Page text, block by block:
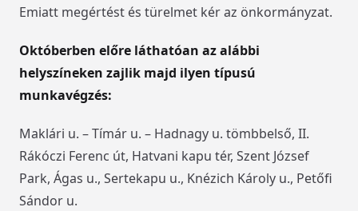
Emiatt megértést és türelmet kér az önkormányzat.
Októberben előre láthatóan az alábbi
helyszíneken zajlik majd ilyen típusú
munkavégzés:
Maklári u. – Tímár u. – Hadnagy u. tömbbelső, II.
Rákóczi Ferenc út, Hatvani kapu tér, Szent József
Park, Ágas u., Sertekapu u., Knézich Károly u., Petőfi
Sándor u.